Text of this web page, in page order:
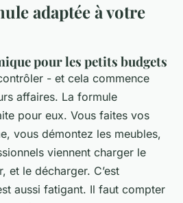
adaptée à votre
pour les petits budgets
- et cela commence
affaires. La formule
pour eux. Vous faites vos
vous démontez les meubles,
viennent charger le
et le décharger. C’est
aussi fatigant. Il faut compter